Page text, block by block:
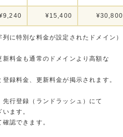
¥15,400 ¥30,800
に特別な料金が設定されたドメイン）
料金も通常のドメインより高額な
録料金、更新料金が掲示されます。
行登録（ランドラッシュ）にて
ます。
認できます。